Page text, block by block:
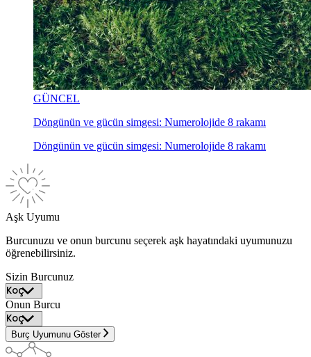
GÜNCEL
Döngünün ve gücün simgesi: Numerolojide 8 rakamı
Döngünün ve gücün simgesi: Numerolojide 8 rakamı
Aşk Uyumu
Burcunuzu ve onun burcunu seçerek aşk hayatındaki uyumunuzu
öğrenebilirsiniz.
Sizin Burcunuz
Onun Burcu
Burç Uyumunu Göster